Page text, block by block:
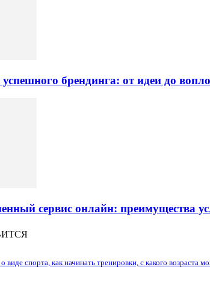
успешного брендинга: от идеи до
сервис онлайн: преимущества
спорта, как начинать тренировки, с какого возраста